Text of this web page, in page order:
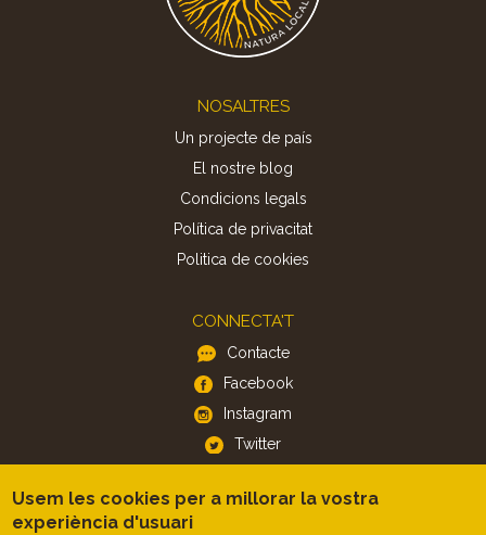
NOSALTRES
Un projecte de país
El nostre blog
Condicions legals
Política de privacitat
Politica de cookies
CONNECTA'T
Contacte
Facebook
Instagram
Twitter
APP
Usem les cookies per a millorar la vostra
experiència d'usuari